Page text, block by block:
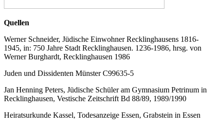
Quellen
Werner Schneider, Jüdische Einwohner Recklinghausens 1816-
1945, in: 750 Jahre Stadt Recklinghausen. 1236-1986, hrsg. von
Werner Burghardt, Recklinghausen 1986
Juden und Dissidenten Münster C99635-5
Jan Henning Peters, Jüdische Schüler am Gymnasium Petrinum in
Recklinghausen, Vestische Zeitschrift Bd 88/89, 1989/1990
Heiratsurkunde Kassel, Todesanzeige Essen, Grabstein in Essen